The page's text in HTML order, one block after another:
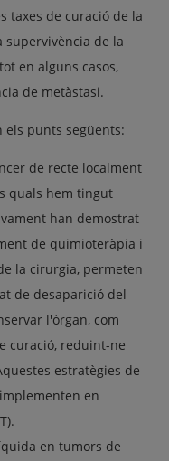
taxes de curació de la
de la
en alguns casos,
de metàstasi.
els punts següents:
de recte localment
quals hem tingut
han demostrat
de quimioteràpia i
la cirurgia, permeten
de desaparició del
l'òrgan, com
curació, reduint-ne
estratègies de
en
en tumors de